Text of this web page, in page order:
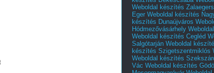
Weboldal készítés
Eger Weboldal készítés
készítés Dunaújváros
Hódmezővásárhely
Weboldal készítés Cegléd
Salgótarján Weboldal
készítés Szigetszentmiklós
Weboldal készítés
Vác Weboldal készítés